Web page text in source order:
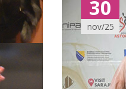
30
nov/25